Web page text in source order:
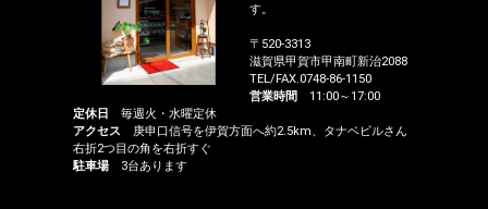
す。
〒520-3313
滋賀県甲賀市甲南町新治2088
TEL/FAX.0748-86-1150
営業時間 11:00～17:00
定休日 毎週火・水曜定休
アクセス 庚申口信号を伊賀方面へ約2.5km、タナベビルさん
右折2つ目の角を右折すぐ
駐車場 3台あります